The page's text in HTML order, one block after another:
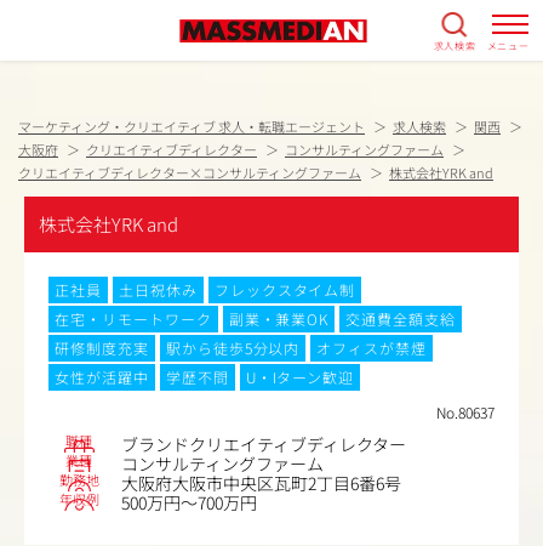
求人検索 メニュー
マーケティング・クリエイティブ 求人・転職エージェント 求人検索
関西
大阪府
クリエイティブディレクター
コンサルティングファーム
クリエイティブディレクター×コンサルティングファーム
株式会社YRK and
株式会社YRK and
正社員 土日祝休み
フレックスタイム制
在宅・リモートワーク
副業・兼業OK
交通費全額支給
研修制度充実
駅から徒歩5分以内
オフィスが禁煙
女性が活躍中
学歴不問
U・Iターン歓迎
No.80637
職種 ブランドクリエイティブディレクター
業種 コンサルティングファーム
勤務地 大阪府大阪市中央区瓦町2丁目6番6号
年収例 500万円～700万円